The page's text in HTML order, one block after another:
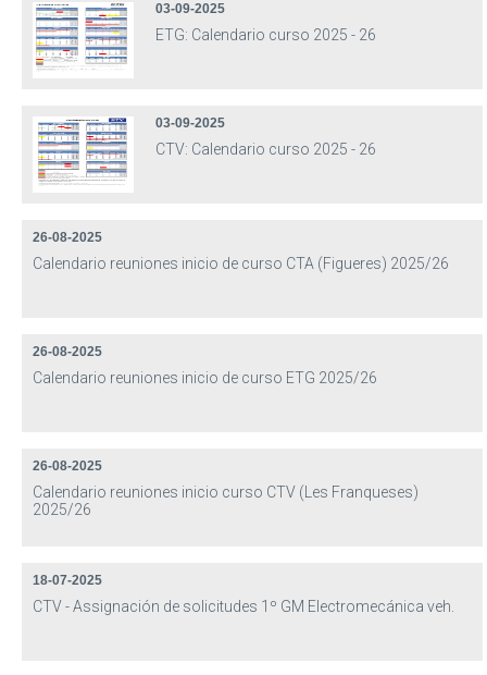
03-09-2025
ETG: Calendario curso 2025 - 26
03-09-2025
CTV: Calendario curso 2025 - 26
26-08-2025
Calendario reuniones inicio de curso CTA (Figueres) 2025/26
26-08-2025
Calendario reuniones inicio de curso ETG 2025/26
26-08-2025
Calendario reuniones inicio curso CTV (Les Franqueses)
2025/26
18-07-2025
CTV - Assignación de solicitudes 1º GM Electromecánica veh.